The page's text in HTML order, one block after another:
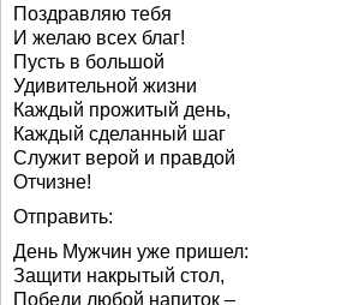
Поздравляю тебя
И желаю всех благ!
Пусть в большой
Удивительной жизни
Каждый прожитый день,
Каждый сделанный шаг
Служит верой и правдой
Отчизне!
Отправить:
День Мужчин уже пришел:
Защити накрытый стол,
Победи любой напиток –